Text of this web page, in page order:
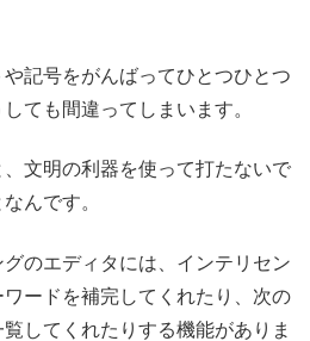
記号をがんばってひとつひとつ
ても間違ってしまいます。
文明の利器を使って打たないで
んです。
のエディタには、インテリセン
ードを補完してくれたり、次の
してくれたりする機能がありま